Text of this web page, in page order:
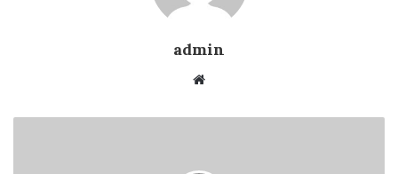
admin
Website